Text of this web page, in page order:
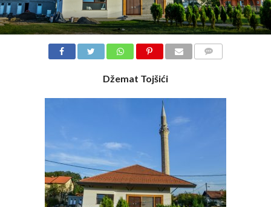
Džemat Tojšići